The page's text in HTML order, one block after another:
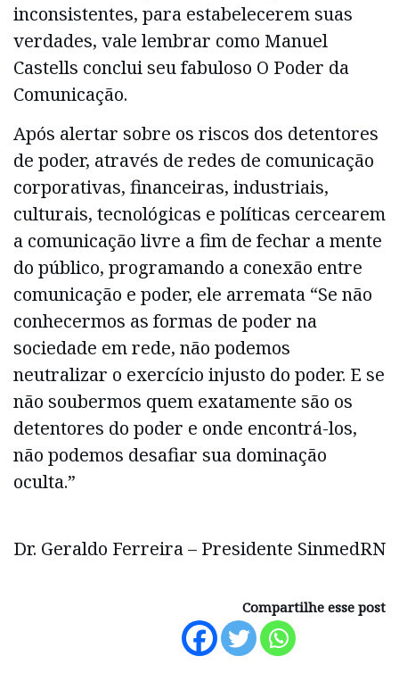
inconsistentes, para estabelecerem suas
verdades, vale lembrar como Manuel
Castells conclui seu fabuloso O Poder da
Comunicação.
Após alertar sobre os riscos dos detentores
de poder, através de redes de comunicação
corporativas, financeiras, industriais,
culturais, tecnológicas e políticas cercearem
a comunicação livre a fim de fechar a mente
do público, programando a conexão entre
comunicação e poder, ele arremata “Se não
conhecermos as formas de poder na
sociedade em rede, não podemos
neutralizar o exercício injusto do poder. E se
não soubermos quem exatamente são os
detentores do poder e onde encontrá-los,
não podemos desafiar sua dominação
oculta.”
Dr. Geraldo Ferreira – Presidente SinmedRN
Compartilhe esse post